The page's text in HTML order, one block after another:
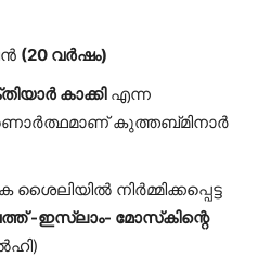
(20 വർഷം)
കാക്കിഎന്ന
കുത്തബ്മിനാർ
നിർമ്മിക്കപ്പെട്ട
-ഇസ്ലാം- മോസ്‌കിന്റെ